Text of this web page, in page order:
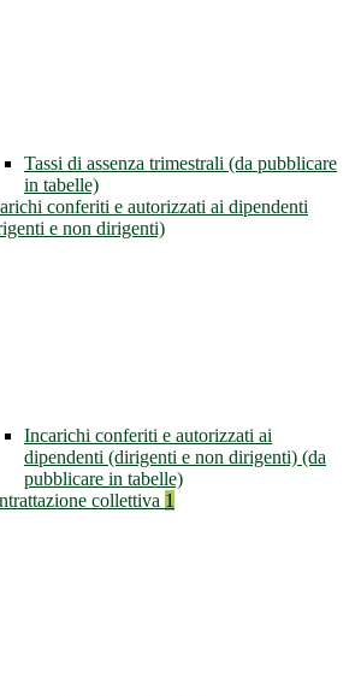
Tassi di assenza trimestrali (da pubblicare
in tabelle)
conferiti e autorizzati ai dipendenti
e non dirigenti)
Incarichi conferiti e autorizzati ai
dipendenti (dirigenti e non dirigenti) (da
pubblicare in tabelle)
collettiva 1